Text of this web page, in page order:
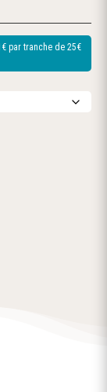
par tranche de 25€